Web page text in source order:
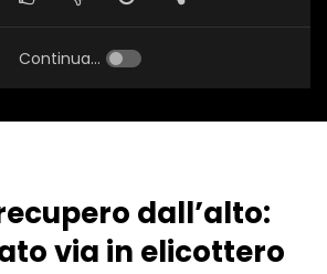
Continua...
dall’alto:
via in elicottero